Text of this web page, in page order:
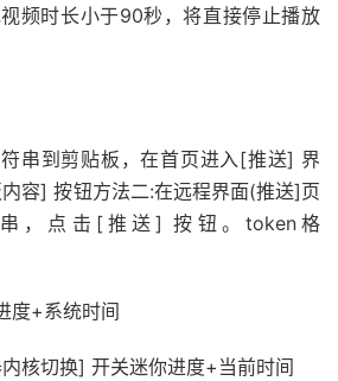
频时长小于90秒，将直接停止播放
串到剪贴板，在首页进入[推送] 界
容] 按钮方法二:在远程界面(推送]页
，点击[推送] 按钮。token格
度+系统时间
核切换] 开关迷你进度+当前时间